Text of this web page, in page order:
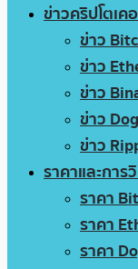
ข่าวคริปโตเค
ข่าว
ข่าว
ข่าว
ข่าว
ข่าว
ราคาและการ
ราคา
ราคา
ราคา